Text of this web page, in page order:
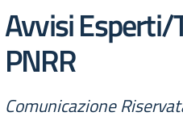
Avvisi
PNRR
Comunicazione